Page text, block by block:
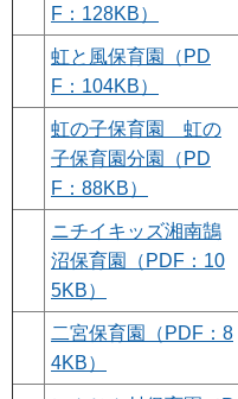
F：128KB）
虹と風保育園（PD
F：104KB）
虹の子保育園 虹の
子保育園分園（PD
F：88KB）
ニチイキッズ湘南鵠
沼保育園（PDF：10
5KB）
二宮保育園（PDF：8
4KB）